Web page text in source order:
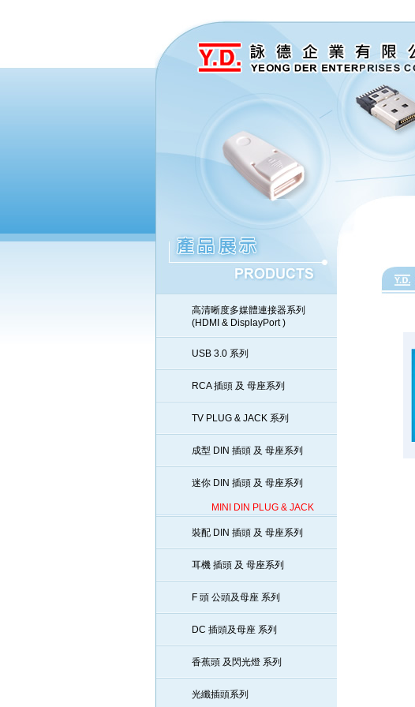
高清晰度多媒體連接器系列
(HDMI & DisplayPort )
USB 3.0 系列
RCA 插頭 及 母座系列
TV PLUG & JACK 系列
成型 DIN 插頭 及 母座系列
迷你 DIN 插頭 及 母座系列
MINI DIN PLUG & JACK
裝配 DIN 插頭 及 母座系列
耳機 插頭 及 母座系列
F 頭 公頭及母座 系列
DC 插頭及母座 系列
香蕉頭 及閃光燈 系列
光纖插頭系列